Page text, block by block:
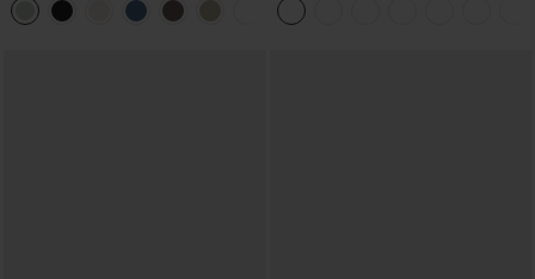
in Leinenoptik
Reißverschlusstasche und
Work‑Flare‑Schnitt